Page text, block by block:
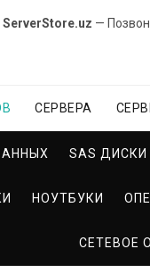
ServerStore.uz —
СЕРВЕРА
SAS ДИСКИ
НОУТБУКИ
СЕТЕВОЕ